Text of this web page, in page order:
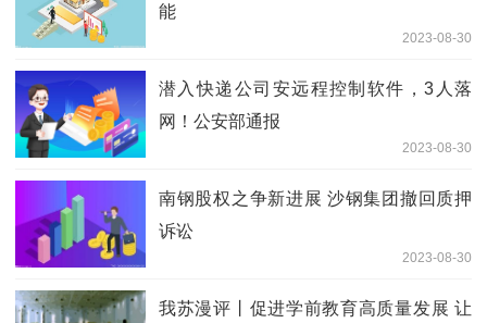
能
2023-08-30
潜入快递公司安远程控制软件，3人落
网！公安部通报
2023-08-30
南钢股权之争新进展 沙钢集团撤回质押
诉讼
2023-08-30
我苏漫评丨促进学前教育高质量发展 让